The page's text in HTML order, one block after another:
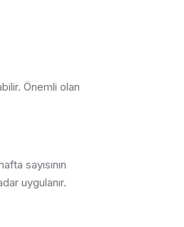
Önemli olan
sayısının
uygulanır.